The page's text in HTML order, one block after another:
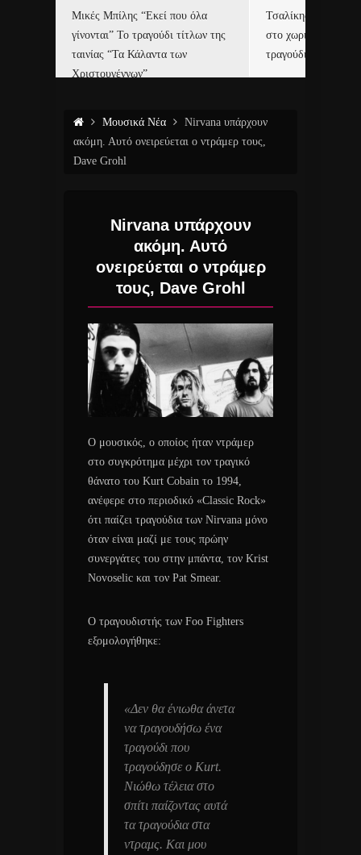
Μικές Μπίλης “Εκεί που όλα
γίνονται” Το τραγούδι τίτλων της
ταινίας “Τα Κάλαντα των
Χριστουγέννων”
Τσαλίκης,
στο χωριό του Άι
τραγούδι και video
Μουσικά Νέα
Nirvana υπάρχουν
ακόμη. Αυτό ονειρεύεται ο ντράμερ τους,
Dave Grohl
Nirvana υπάρχουν
ακόμη. Αυτό
ονειρεύεται ο ντράμερ
τους, Dave Grohl
Ο μουσικός, ο οποίος ήταν ντράμερ
στο συγκρότημα μέχρι τον τραγικό
θάνατο του Kurt Cobain το 1994,
ανέφερε στο περιοδικό «Classic Rock»
ότι παίζει τραγούδια των Nirvana μόνο
όταν είναι μαζί με τους πρώην
συνεργάτες του στην μπάντα, τον Krist
Novoselic και τον Pat Smear.
Ο τραγουδιστής των Foo Fighters
εξομολογήθηκε:
«Δεν θα ένιωθα άνετα
να τραγουδήσω ένα
τραγούδι που
τραγούδησε ο Kurt.
Νιώθω τέλεια στο
σπίτι παίζοντας αυτά
τα τραγούδια στα
ντραμς. Και μου